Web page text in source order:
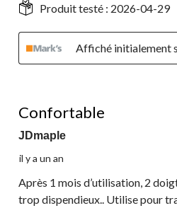
Produit testé : 2026-04-29
Affiché initialement
Confortable
JDmaple
il y a un an
Après 1 mois d’utilisation, 2
trop dispendieux.. Utilise pour